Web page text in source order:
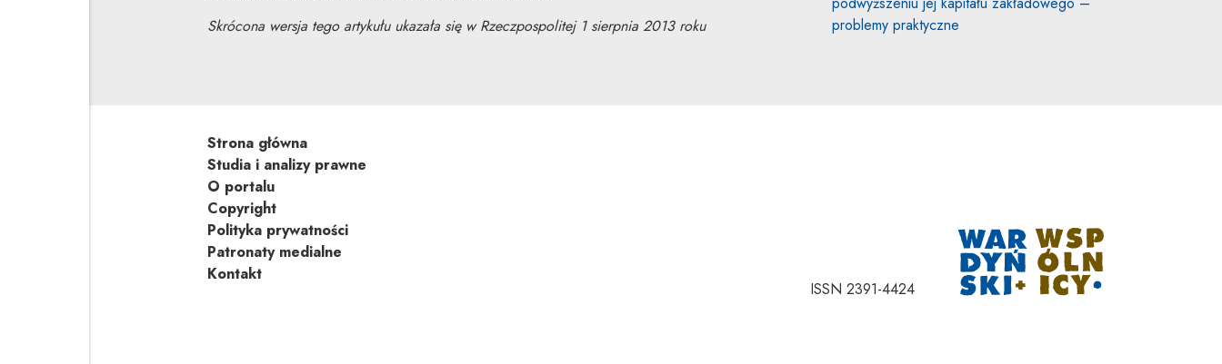
Skrócona wersja tego artykułu ukazała się w Rzeczpospolitej 1 sierpnia 2013 roku
problemy praktyczne
Strona główna
Studia i analizy prawne
O portalu
Copyright
Polityka prywatności
Patronaty medialne
Kontakt
ISSN 2391-4424
Uwaga, link